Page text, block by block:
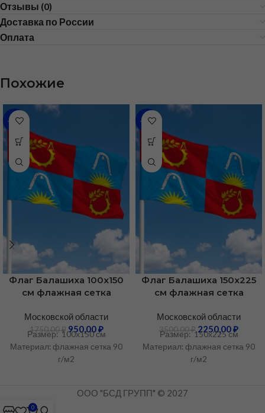
Отзывы (0)
Доставка по России
Оплата
Похожие
-46%
Флаг Балашиха 100х150
см флажная сетка
Московской области
1750,00₽ 950,00₽
Размер: 100х150 см
Материал: флажная сетка 90
г/м2
-36%
Флаг Балашиха 150х225
см флажная сетка
Московской области
3500,00₽ 2250,00₽
Размер: 150х225 см
Материал: флажная сетка 90
г/м2
ООО "БСД ГРУПП" © 2027
0